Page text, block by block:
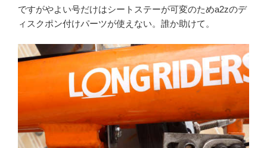
ですがやよい号だけはシートステーが可変のためa2zのデ
ィスクポン付けパーツが使えない。誰か助けて。